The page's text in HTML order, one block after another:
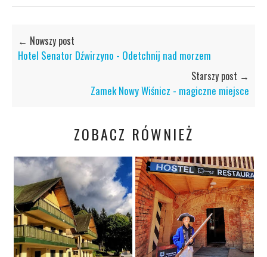
← Nowszy post
Hotel Senator Dźwirzyno - Odetchnij nad morzem
Starszy post →
Zamek Nowy Wiśnicz - magiczne miejsce
ZOBACZ RÓWNIEŻ